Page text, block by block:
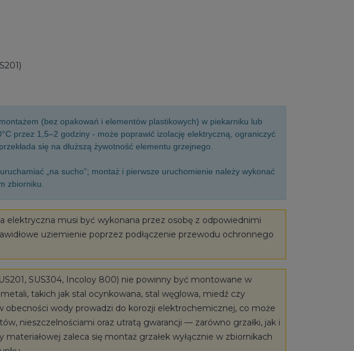
(bez opakowań i elementów plastikowych) w piekarniku lub
przez 1,5–2 godziny - może poprawić izolację elektryczną, ograniczyć
się na dłuższą żywotność elementu grzejnego.
„na sucho”; montaż i pierwsze uruchomienie należy wykonać
zbiorniku.
elektryczna musi być wykonana przez osobę z odpowiednimi
uziemienie poprzez podłączenie przewodu ochronnego
SUS304, Incoloy 800) nie powinny być montowane w
takich jak stal ocynkowana, stal węglowa, miedź czy
wody prowadzi do korozji elektrochemicznej, co może
nieszczelnościami oraz utratą gwarancji — zarówno grzałki, jak i
materiałowej zaleca się montaż grzałek wyłącznie w zbiornikach